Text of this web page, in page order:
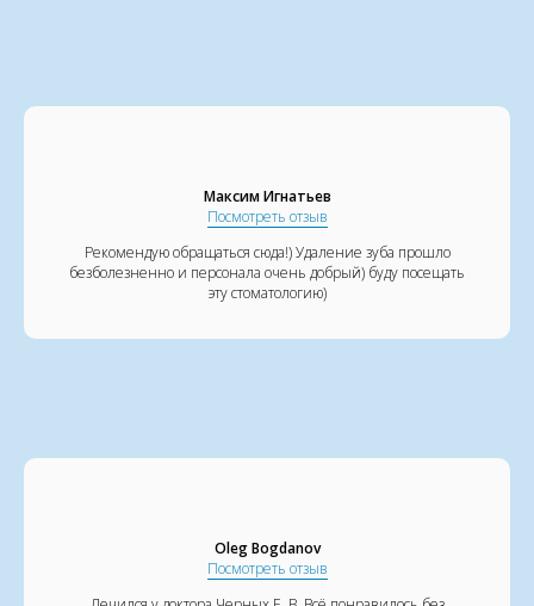
Максим Игнатьев
Посмотреть отзыв
Рекомендую обращаться сюда!) Удаление зуба прошло
безболезненно и персонала очень добрый) буду посещать
эту стоматологию)
Oleg Bogdanov
Посмотреть отзыв